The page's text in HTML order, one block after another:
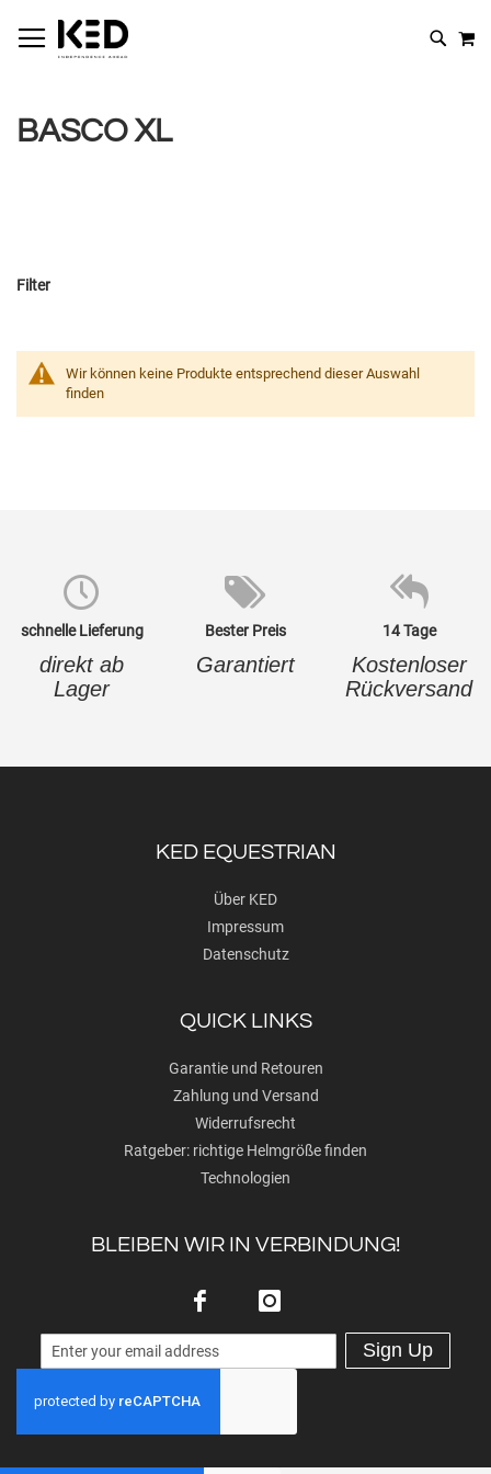
SUCHE
BASCO XL
Wir können keine Produkte entsprechend dieser Auswahl
finden
Filter
schnelle Lieferung
direkt ab
Lager
Bester Preis
Garantiert
14 Tage
Kostenloser
Rückversand
KED EQUESTRIAN
Über KED
Impressum
Datenschutz
QUICK LINKS
Garantie und Retouren
Zahlung und Versand
Widerrufsrecht
Ratgeber: richtige Helmgröße finden
Technologien
BLEIBEN WIR IN VERBINDUNG!
Sign Up